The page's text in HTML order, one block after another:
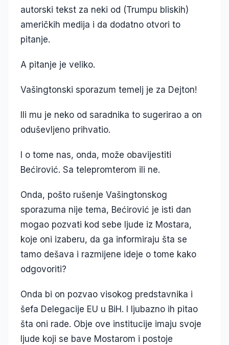
autorski tekst za neki od (Trumpu bliskih)
američkih medija i da dodatno otvori to
pitanje.
A pitanje je veliko.
Vašingtonski sporazum temelj je za Dejton!
Ili mu je neko od saradnika to sugerirao a on
oduševljeno prihvatio.
I o tome nas, onda, može obavijestiti
Bećirović. Sa telepromterom ili ne.
Onda, pošto rušenje Vašingtonskog
sporazuma nije tema, Bećirović je isti dan
mogao pozvati kod sebe ljude iz Mostara,
koje oni izaberu, da ga informiraju šta se
tamo dešava i razmijene ideje o tome kako
odgovoriti?
Onda bi on pozvao visokog predstavnika i
šefa Delegacije EU u BiH. I ljubazno ih pitao
šta oni rade. Obje ove institucije imaju svoje
ljude koji se bave Mostarom i postoje